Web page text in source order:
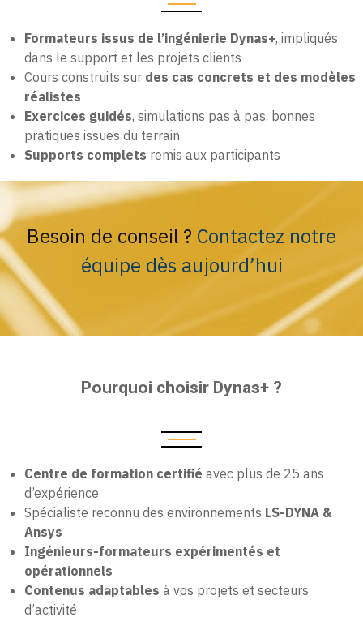
Formateurs issus de l’ingénierie Dynas+, impliqués
dans le support et les projets clients
Cours construits sur des cas concrets et des modèles
réalistes
Exercices guidés, simulations pas à pas, bonnes
pratiques issues du terrain
Supports complets remis aux participants
Besoin de conseil ? Contactez notre
équipe dès aujourd’hui
Pourquoi choisir Dynas+ ?
Centre de formation certifié avec plus de 25 ans
d’expérience
Spécialiste reconnu des environnements LS-DYNA &
Ansys
Ingénieurs-formateurs expérimentés et
opérationnels
Contenus adaptables à vos projets et secteurs
d’activité